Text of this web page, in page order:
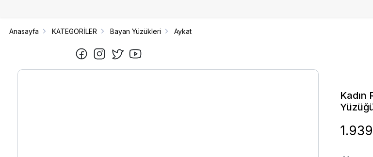
Anasayfa KATEGORİLER Bayan Yüzükleri Aykat
Kadın